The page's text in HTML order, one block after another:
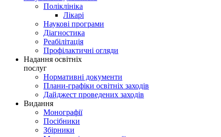
Поліклініка
Лікарі
Наукові програми
Діагностика
Реабілітація
Профілактичні огляди
Надання освітніх
послуг
Нормативні документи
Плани-графіки освітніх заходів
Дайджест проведених заходів
Видання
Монографії
Посібники
Збірники